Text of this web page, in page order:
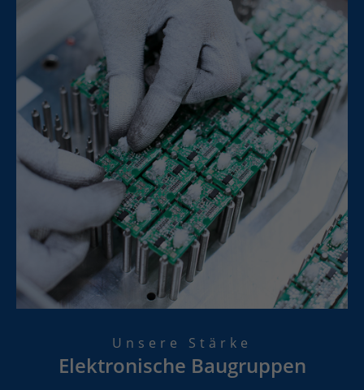
Unsere Stärke
Elektronische Baugruppen